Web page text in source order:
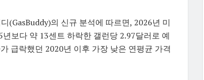
(GasBuddy)의 신규 분석에 따르면, 2026년 미
보다 약 13센트 하락한 갤런당 2.97달러로 예
급락했던 2020년 이후 가장 낮은 연평균 가격